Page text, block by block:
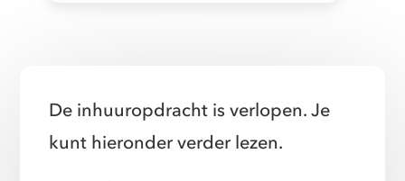
De inhuuropdracht is verlopen. Je
kunt hieronder verder lezen.